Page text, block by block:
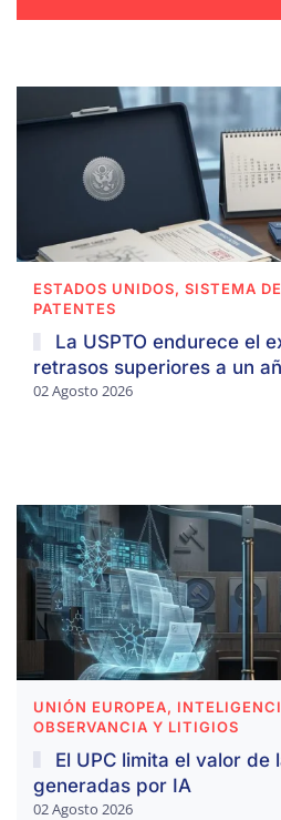
ESTADOS UNIDOS, SISTEMA
PATENTES
La USPTO endurece el
retrasos superiores a un
02 Agosto 2026
UNIÓN EUROPEA,
OBSERVANCIA Y LITIGIOS
El UPC limita el valor de
generadas por IA
02 Agosto 2026